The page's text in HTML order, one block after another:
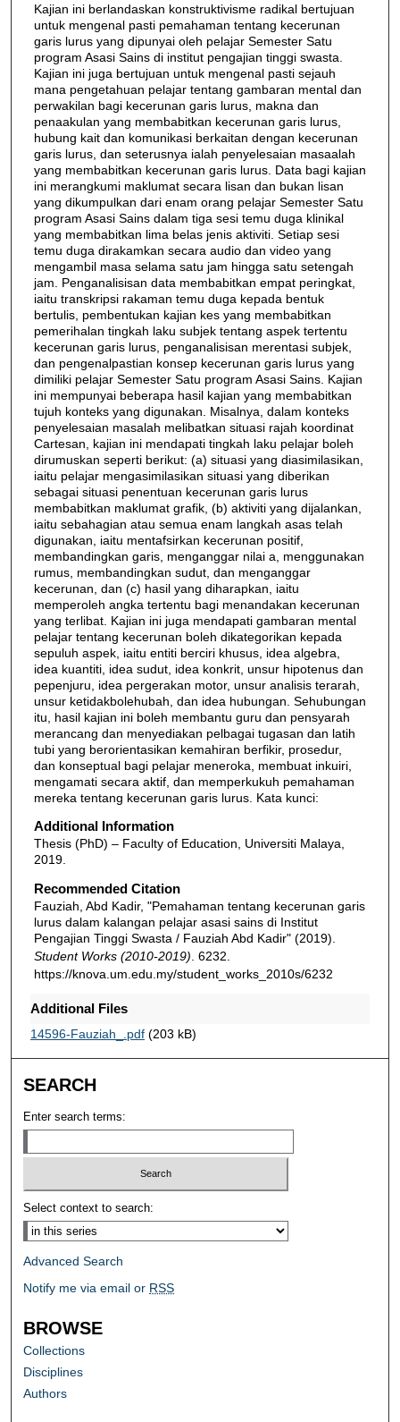
Kajian ini berlandaskan konstruktivisme radikal bertujuan
untuk mengenal pasti pemahaman tentang kecerunan
garis lurus yang dipunyai oleh pelajar Semester Satu
program Asasi Sains di institut pengajian tinggi swasta.
Kajian ini juga bertujuan untuk mengenal pasti sejauh
mana pengetahuan pelajar tentang gambaran mental dan
perwakilan bagi kecerunan garis lurus, makna dan
penaakulan yang membabitkan kecerunan garis lurus,
hubung kait dan komunikasi berkaitan dengan kecerunan
garis lurus, dan seterusnya ialah penyelesaian masaalah
yang membabitkan kecerunan garis lurus. Data bagi kajian
ini merangkumi maklumat secara lisan dan bukan lisan
yang dikumpulkan dari enam orang pelajar Semester Satu
program Asasi Sains dalam tiga sesi temu duga klinikal
yang membabitkan lima belas jenis aktiviti. Setiap sesi
temu duga dirakamkan secara audio dan video yang
mengambil masa selama satu jam hingga satu setengah
jam. Penganalisisan data membabitkan empat peringkat,
iaitu transkripsi rakaman temu duga kepada bentuk
bertulis, pembentukan kajian kes yang membabitkan
pemerihalan tingkah laku subjek tentang aspek tertentu
kecerunan garis lurus, penganalisisan merentasi subjek,
dan pengenalpastian konsep kecerunan garis lurus yang
dimiliki pelajar Semester Satu program Asasi Sains. Kajian
ini mempunyai beberapa hasil kajian yang membabitkan
tujuh konteks yang digunakan. Misalnya, dalam konteks
penyelesaian masalah melibatkan situasi rajah koordinat
Cartesan, kajian ini mendapati tingkah laku pelajar boleh
dirumuskan seperti berikut: (a) situasi yang diasimilasikan,
iaitu pelajar mengasimilasikan situasi yang diberikan
sebagai situasi penentuan kecerunan garis lurus
membabitkan maklumat grafik, (b) aktiviti yang dijalankan,
iaitu sebahagian atau semua enam langkah asas telah
digunakan, iaitu mentafsirkan kecerunan positif,
membandingkan garis, menganggar nilai a, menggunakan
rumus, membandingkan sudut, dan menganggar
kecerunan, dan (c) hasil yang diharapkan, iaitu
memperoleh angka tertentu bagi menandakan kecerunan
yang terlibat. Kajian ini juga mendapati gambaran mental
pelajar tentang kecerunan boleh dikategorikan kepada
sepuluh aspek, iaitu entiti berciri khusus, idea algebra,
idea kuantiti, idea sudut, idea konkrit, unsur hipotenus dan
pepenjuru, idea pergerakan motor, unsur analisis terarah,
unsur ketidakbolehubah, dan idea hubungan. Sehubungan
itu, hasil kajian ini boleh membantu guru dan pensyarah
merancang dan menyediakan pelbagai tugasan dan latih
tubi yang berorientasikan kemahiran berfikir, prosedur,
dan konseptual bagi pelajar meneroka, membuat inkuiri,
mengamati secara aktif, dan memperkukuh pemahaman
mereka tentang kecerunan garis lurus. Kata kunci:
Additional Information
Thesis (PhD) – Faculty of Education, Universiti Malaya,
2019.
Recommended Citation
Fauziah, Abd Kadir, "Pemahaman tentang kecerunan garis
lurus dalam kalangan pelajar asasi sains di Institut
Pengajian Tinggi Swasta / Fauziah Abd Kadir" (2019).
Student Works (2010-2019) . 6232.
https://knova.um.edu.my/student_works_2010s/6232
Additional Files
14596-Fauziah_.pdf(203 kB)
SEARCH
Enter search terms:
Select context to search:
Advanced Search
Notify me via email or RSS
BROWSE
Collections
Disciplines
Authors